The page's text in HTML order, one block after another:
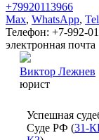
+79920113966
Max, WhatsApp,
Телефон: +7-992-
электронная почта
Виктор Лежнев
юрист
Успешная
Суде РФ (31-